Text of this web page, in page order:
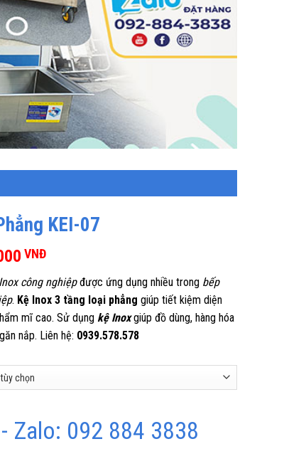
KEI-07
VNĐ
công nghiệpđược ứng dụng nhiều trong bếp
. Kệ Inox 3 tầng loại phẳng giúp tiết kiệm diện
mĩ cao. Sử dụng kệ Inoxgiúp đồ dùng, hàng hóa
nắp. Liên hệ: 0939.578.578
Zalo: 092 884 3838